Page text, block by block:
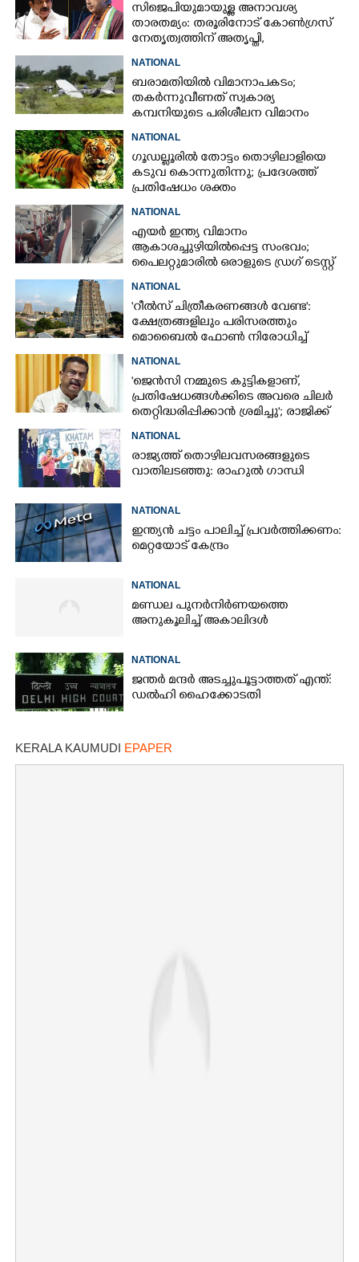
സിജെപിയുമായുള്ള അനാവശ്യ
താരതമ്യം: തരൂരിനോട് കോൺഗ്രസ്
നേതൃത്വത്തിന് അതൃപ്തി,
വേണുഗോപാൽ
NATIONAL
ബരാമതിയിൽ വിമാനാപകടം;
തകർന്നുവീണത് സ്വകാര്യ
കമ്പനിയുടെ പരിശീലന വിമാനം
NATIONAL
ഗൂഡല്ലൂരിൽ തോട്ടം തൊഴിലാളിയെ
കടുവ കൊന്നുതിന്നു; പ്രദേശത്ത്
പ്രതിഷേധം ശക്തം
NATIONAL
എയർ ഇന്ത്യ വിമാനം
ആകാശച്ചുഴിയിൽപ്പെട്ട സംഭവം;
പൈലറ്റുമാരിൽ ഒരാളുടെ ഡ്രഗ് ടെസ്റ്റ്
NATIONAL
'റീൽസ് ചിത്രീകരണങ്ങൾ വേണ്ട':
ക്ഷേത്രങ്ങളിലും പരിസരത്തും
മൊബൈൽ ഫോൺ നിരോധിച്ച്
NATIONAL
'ജെൻസി നമ്മുടെ കുട്ടികളാണ്,
പ്രതിഷേധങ്ങൾക്കിടെ അവരെ ചിലർ
തെറ്റിദ്ധരിപ്പിക്കാൻ ശ്രമിച്ചു'; രാജിക്ക്
ധർമ്മേന്ദ്ര പ്രധാൻ
NATIONAL
രാജ്യത്ത് തൊഴിലവസരങ്ങളുടെ
വാതിലടഞ്ഞു: രാഹുൽ ഗാന്ധി
NATIONAL
ഇന്ത്യൻ ചട്ടം പാലിച്ച് പ്രവർത്തിക്കണം:
മെറ്റയോട് കേന്ദ്രം
NATIONAL
മണ്ഡല പുനർനിർണയത്തെ
അനുകൂലിച്ച് അകാലിദൾ
NATIONAL
ജന്ത‌‌ർ മന്ദർ അടച്ചുപൂട്ടാത്തത് എന്ത്:
ഡൽഹി ഹൈക്കോടതി
KERALA KAUMUDI EPAPER